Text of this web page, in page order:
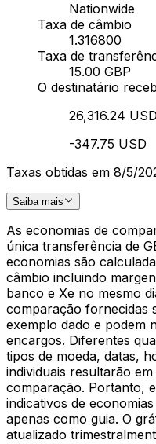
Nationwide
Taxa de câmbio
1.316800
Taxa de
15.00 GBP
O destinatário
26,316.24 USD
-347.75 USD
Taxas obtidas em 8/5/
Saiba mais
As economias de
única transferência de
economias são
câmbio incluindo
banco e Xe no mesmo
comparação fornecidas
exemplo dado e podem
encargos. Diferentes
tipos de moeda, datas,
individuais resultarão
comparação. Portanto,
indicativos de
apenas como guia. O
atualizado